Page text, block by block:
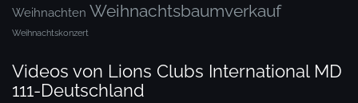
Weihnachten Weihnachtsbaumverkauf
Weihnachtskonzert
Videos von Lions Clubs International MD
111-Deutschland